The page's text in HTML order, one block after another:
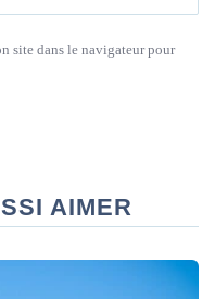
site dans le navigateur pour
AIMER